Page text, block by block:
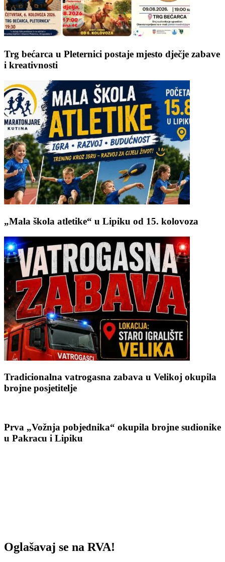
Trg bećarca u Pleternici postaje mjesto dječje zabave
i kreativnosti
„Mala škola atletike“ u Lipiku od 15. kolovoza
Tradicionalna vatrogasna zabava u Velikoj okupila
brojne posjetitelje
Prva „Vožnja pobjednika“ okupila brojne sudionike
u Pakracu i Lipiku
Oglašavaj se na RVA!